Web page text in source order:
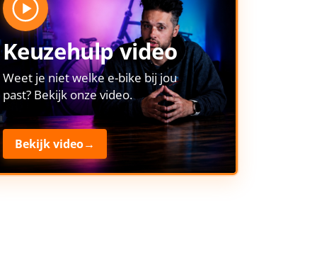
Keuzehulp video
Weet je niet welke e-bike bij jou
past? Bekijk onze video.
Bekijk video→